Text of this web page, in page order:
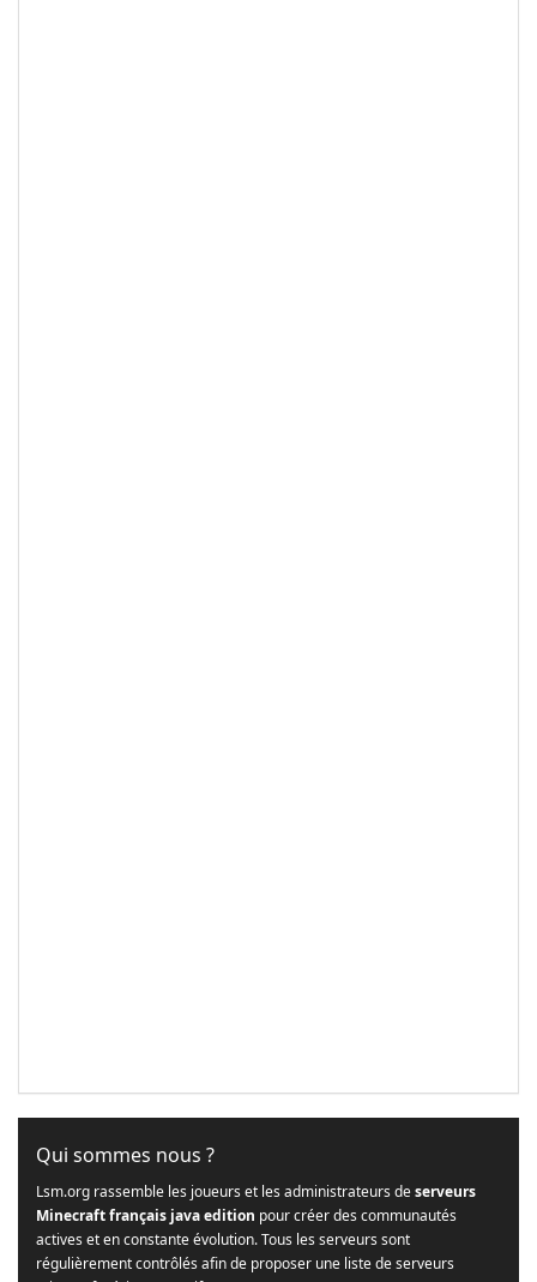
Qui sommes nous ?
Lsm.org rassemble les joueurs et les administrateurs deserveurs
Minecraft français java edition pour créer des communautés
actives et en constante évolution. Tous les serveurs sont
régulièrement contrôlés afin de proposer une liste de serveurs